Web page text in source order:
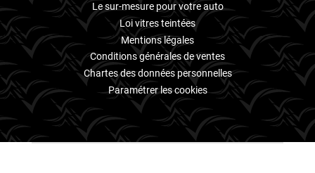
Volvo
Xpeng
Le sur-mesure pour votre auto
Loi vitres teintées
Mentions légales
Conditions générales de ventes
Chartes des données personnelles
Paramétrer les cookies